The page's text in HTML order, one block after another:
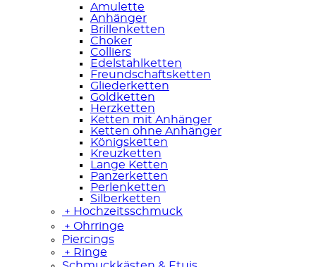
Amulette
Anhänger
Brillenketten
Choker
Colliers
Edelstahlketten
Freundschaftsketten
Gliederketten
Goldketten
Herzketten
Ketten mit Anhänger
Ketten ohne Anhänger
Königsketten
Kreuzketten
Lange Ketten
Panzerketten
Perlenketten
Silberketten
﹢ Hochzeitsschmuck
﹢ Ohrringe
Piercings
﹢ Ringe